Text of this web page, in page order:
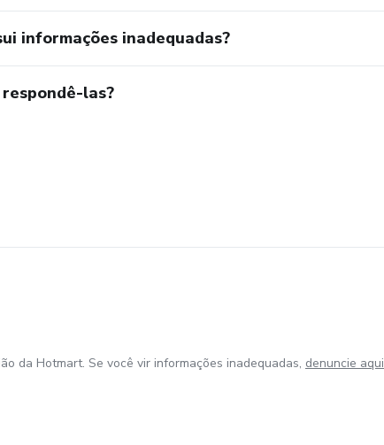
informações inadequadas?
las?
da Hotmart. Se você vir informações inadequadas, denuncie aqui